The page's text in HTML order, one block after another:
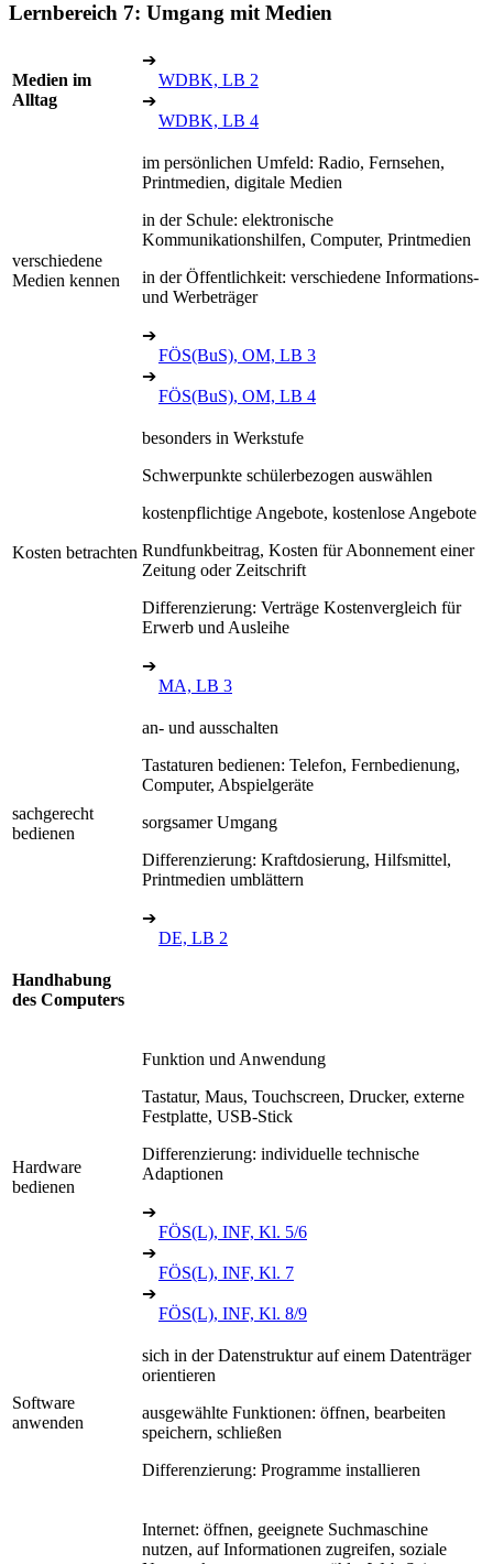
Lernbereich 7: Umgang mit Medien
Medien im
Alltag
➔
WDBK, LB 2
➔
WDBK, LB 4
verschiedene
Medien kennen
im persönlichen Umfeld: Radio, Fernsehen,
Printmedien, digitale Medien
in der Schule: elektronische
Kommunikationshilfen, Computer, Printmedien
in der Öffentlichkeit: verschiedene Informations-
und Werbeträger
➔
FÖS(BuS), OM, LB 3
➔
FÖS(BuS), OM, LB 4
Kosten betrachten
besonders in Werkstufe
Schwerpunkte schülerbezogen auswählen
kostenpflichtige Angebote, kostenlose Angebote
Rundfunkbeitrag, Kosten für Abonnement einer
Zeitung oder Zeitschrift
Differenzierung: Verträge Kostenvergleich für
Erwerb und Ausleihe
➔
MA, LB 3
sachgerecht
bedienen
an- und ausschalten
Tastaturen bedienen: Telefon, Fernbedienung,
Computer, Abspielgeräte
sorgsamer Umgang
Differenzierung: Kraftdosierung, Hilfsmittel,
Printmedien umblättern
➔
DE, LB 2
Handhabung
des Computers
Hardware
bedienen
Funktion und Anwendung
Tastatur, Maus, Touchscreen, Drucker, externe
Festplatte, USB-Stick
Differenzierung: individuelle technische
Adaptionen
➔
FÖS(L), INF, Kl. 5/6
➔
FÖS(L), INF, Kl. 7
➔
FÖS(L), INF, Kl. 8/9
Software
anwenden
sich in der Datenstruktur auf einem Datenträger
orientieren
ausgewählte Funktionen: öffnen, bearbeiten
speichern, schließen
Differenzierung: Programme installieren
Internet: öffnen, geeignete Suchmaschine
nutzen, auf Informationen zugreifen, soziale